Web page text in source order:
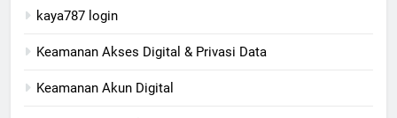
kaya787 login
Keamanan Akses Digital & Privasi Data
Keamanan Akun Digital